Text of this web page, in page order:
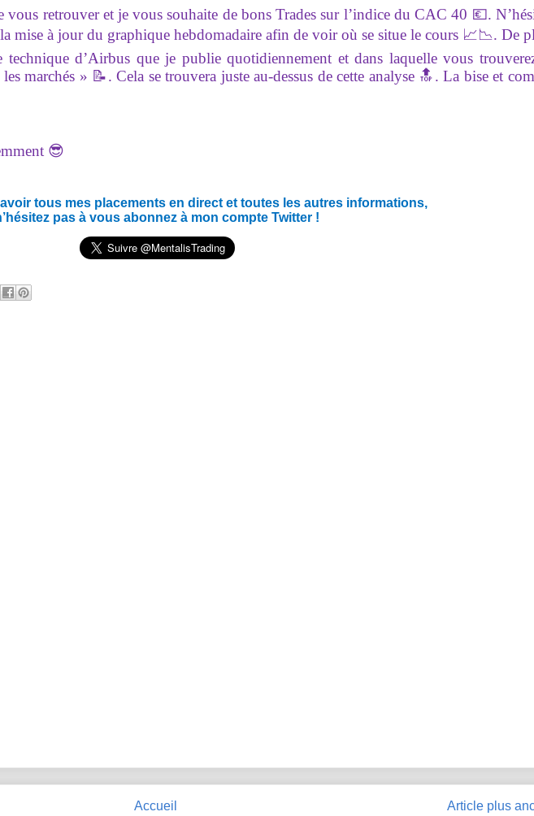
retrouver et je vous souhaite de bons Trades sur l’indice du CAC 40 💶.
mise à jour du graphique hebdomadaire afin de voir où se situe le cours 📈📉. De
technique d’Airbus que je publie quotidiennement et dans laquelle vous
marchés » 📝. Cela se trouvera juste au-dessus de cette analyse 🔝. La bise et
😎
tous mes placements en direct et toutes les autres informations,
pas à vous abonnez à mon compte Twitter !
Article plus
Accueil